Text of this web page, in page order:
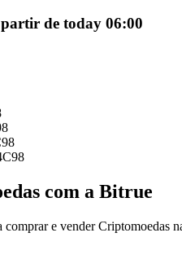
de today 06:00
C98
com a Bitrue
comprar e vender Criptomoedas